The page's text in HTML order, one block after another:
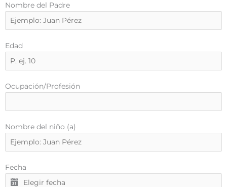
Nombre del Padre
Edad
Ocupación/Profesión
Nombre del niño (a)
Fecha